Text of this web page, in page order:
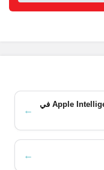
آبل تعزز الذكاء الاصطناعي بـ Apple Intelligence 2.0 في
←
←